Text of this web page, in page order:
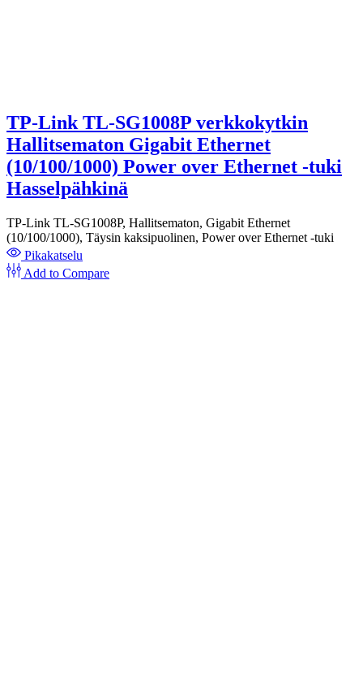
TP-Link TL-SG1008P verkkokytkin
Hallitsematon Gigabit Ethernet
(10/100/1000) Power over Ethernet -tuki
Hasselpähkinä
TP-Link TL-SG1008P, Hallitsematon, Gigabit Ethernet
(10/100/1000), Täysin kaksipuolinen, Power over Ethernet -tuki
Pikakatselu
Add to Compare